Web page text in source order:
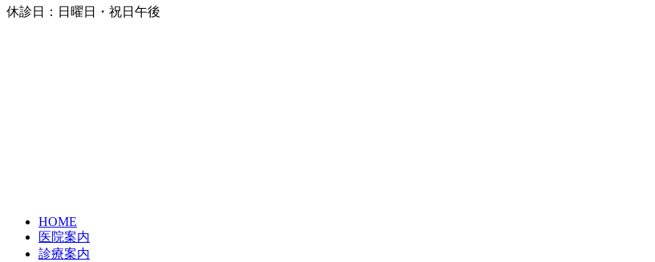
休診日：日曜日・祝日午後
HOME
医院案内
診療案内